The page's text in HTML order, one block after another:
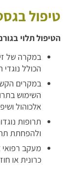
טיפול
הטיפול תלוי
במקרה של
הכולל נוגדי
במקרים
השימוש
אלכוהול
ולהפחתת
מעקב
כרונית או